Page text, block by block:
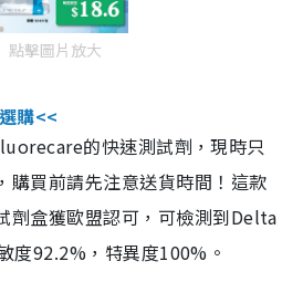
點擊圖片放大
購<<
的快速測試劑，現時只
購買前請先注意送貨時間！這款
劑盒獲歐盟認可，可檢測到Delta
度92.2%，特異度100%。